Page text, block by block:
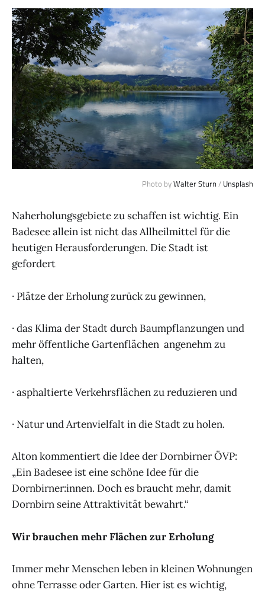
Photo byWalter Sturn/ Unsplash
Naherholungsgebiete zu schaffen ist wichtig. Ein
Badesee allein ist nicht das Allheilmittel für die
heutigen Herausforderungen. Die Stadt ist
gefordert
· Plätze der Erholung zurück zu gewinnen,
· das Klima der Stadt durch Baumpflanzungen und
mehr öffentliche Gartenflächen angenehm zu
halten,
· asphaltierte Verkehrsflächen zu reduzieren und
· Natur und Artenvielfalt in die Stadt zu holen.
Alton kommentiert die Idee der Dornbirner ÖVP:
„Ein Badesee ist eine schöne Idee für die
Dornbirner:innen. Doch es braucht mehr, damit
Dornbirn seine Attraktivität bewahrt.“
Wir brauchen mehr Flächen zur Erholung
Immer mehr Menschen leben in kleinen Wohnungen
ohne Terrasse oder Garten. Hier ist es wichtig,